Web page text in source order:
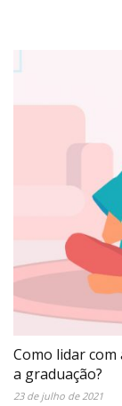
Como lidar
a graduação?
23 de julho de 2021